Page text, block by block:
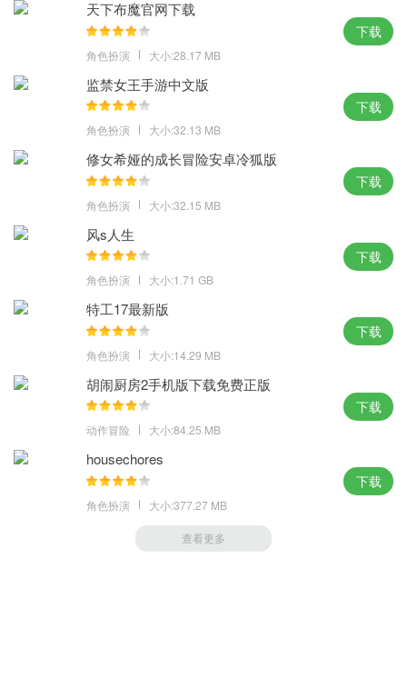
天下布魔官网下载
角色扮演 大小:28.17 MB
下载
监禁女王手游中文版
角色扮演 大小:32.13 MB
下载
修女希娅的成长冒险安卓冷狐版
角色扮演 大小:32.15 MB
下载
风s人生
角色扮演 大小:1.71 GB
下载
特工17最新版
角色扮演 大小:14.29 MB
下载
胡闹厨房2手机版下载免费正版
动作冒险 大小:84.25 MB
下载
housechores
角色扮演 大小:377.27 MB
下载
查看更多